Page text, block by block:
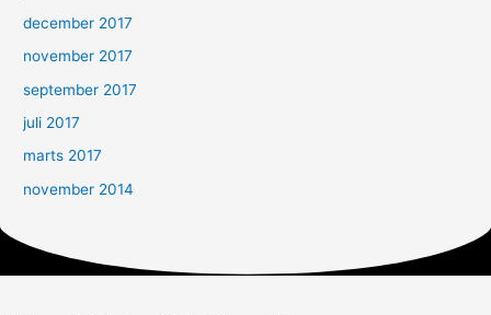
december 2017
november 2017
september 2017
juli 2017
marts 2017
november 2014